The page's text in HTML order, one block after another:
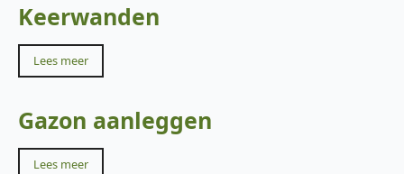
Keerwanden
Lees meer
Gazon aanleggen
Lees meer